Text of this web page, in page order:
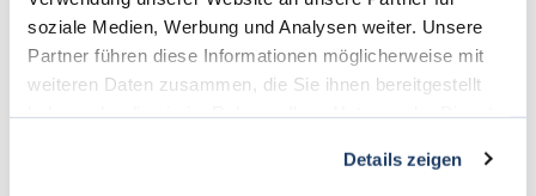
soziale Medien, Werbung und Analysen weiter. Unsere
Partner führen diese Informationen möglicherweise mit
weiteren Daten zusammen, die Sie ihnen bereitgestellt
Details zeigen